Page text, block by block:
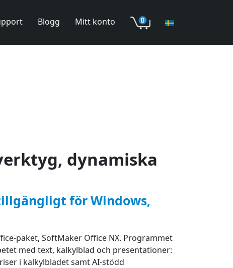
Blogg Mitt konto
dynamiska
för Windows,
paket, SoftMaker Office NX. Programmet
med text, kalkylblad och presentationer:
i kalkylbladet samt AI-stödd